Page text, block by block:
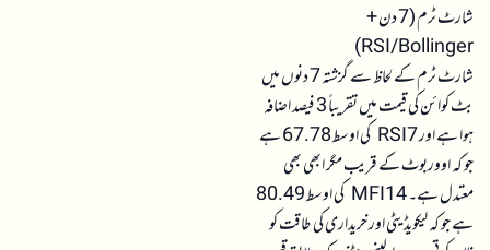
شارٹ ٹرم (7 دن +
RSI/Bollinger)
شارٹ ٹرم کے لحاظ سے گزشتہ 7 دنوں میں
بٹ کوائن کی قیمت میں تقریباً 3 فیصد اضافہ
ہوا ہے اور RSI7 کی اوسط 67.78 ہے
جو کہ اووربوٹ کے قریب مگر ابھی بھی
معتدل ہے۔ MFI14 کی اوسط 80.49
ہے جو کہ لیکویڈیٹی اور خریداری کی طاقت کو